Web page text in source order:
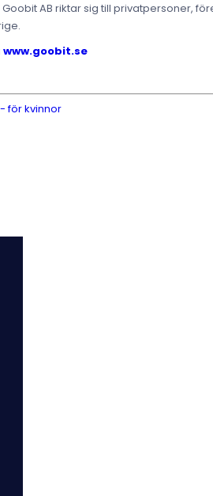
AB riktar sig till privatpersoner,
www.goobit.se
för kvinnor